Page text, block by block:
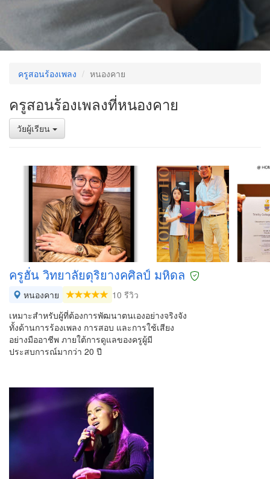
ครูสอนร้องเพลง หนองคาย
ครูสอนร้องเพลงที่หนองคาย
วัยผู้เรียน
ครูฮั่น วิทยาลัยดุริยางคศิลป์ มหิดล
หนองคาย
10 รีวิว
เหมาะสำหรับผู้ที่ต้องการพัฒนาตนเองอย่างจริงจัง
ทั้งด้านการร้องเพลง การสอบ และการใช้เสียง
อย่างมืออาชีพ ภายใต้การดูแลของครูผู้มี
ประสบการณ์มากว่า 20 ปี